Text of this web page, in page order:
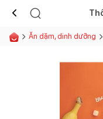
Ăn dặm, dinh dưỡng